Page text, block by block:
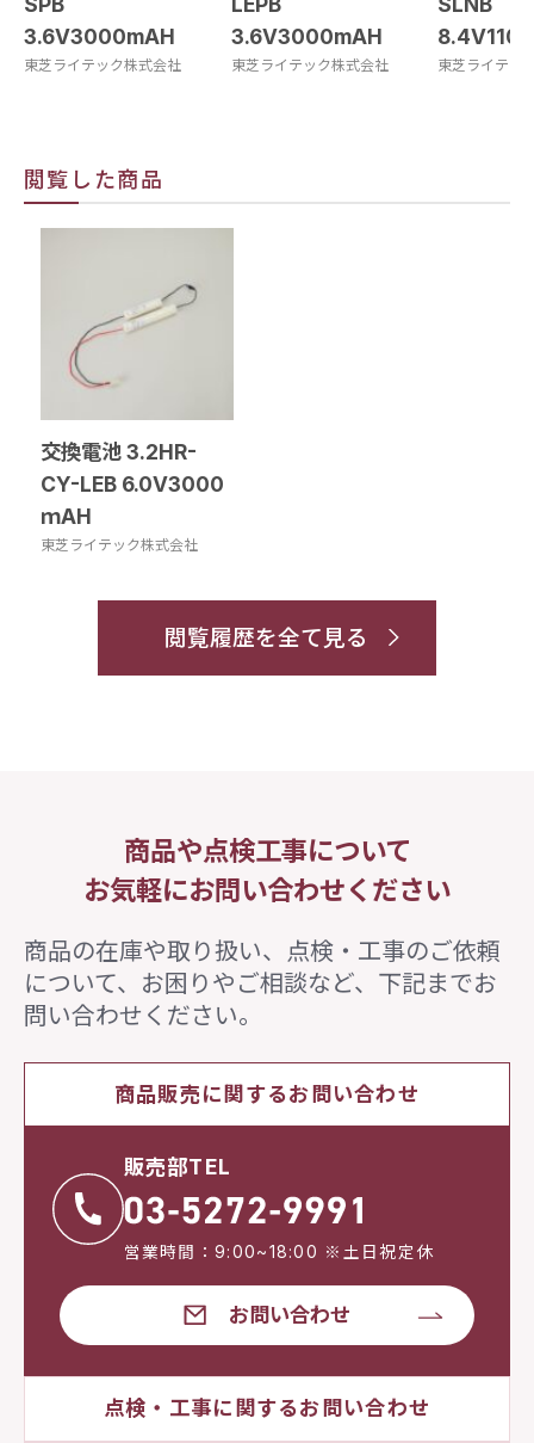
3.6V3000mAH
東芝ライテック株式会社
3.6V3000mAH
東芝ライテック株式会社 東芝ライテッ
閲覧した商品
交換電池 3.2HR-
CY-LEB 6.0V3000
ｍAH
東芝ライテック株式会社
閲覧履歴を全て見る
商品や点検工事について
お気軽にお問い合わせください
商品の在庫や取り扱い、点検・工事のご依頼
について、 お困りやご相談など、下記までお
問い合わせください。
商品販売に関するお問い合わせ
販売部TEL
営業時間：9:00~18:00 ※土日祝定休
お問い合わせ
点検・工事に関するお問い合わせ